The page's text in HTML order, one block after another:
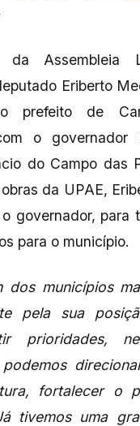
da Assembleia
Eriberto
prefeito de
o governador
do Campo das
da UPAE,
governador, para
para o município.
dos municípios
pela sua
prioridades,
fortalecer o
tivemos uma